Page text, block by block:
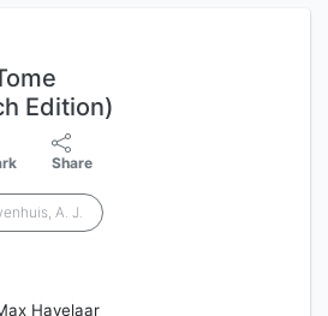
Edition)
Share
A. J.
Havelaar